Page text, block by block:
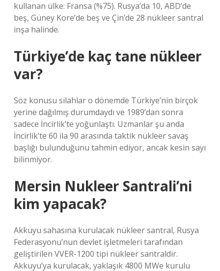
kullanan ülke: Fransa (%75). Rusya’da 10, ABD’de
beş, Güney Kore’de beş ve Çin’de 28 nükleer santral
inşa halinde.
Türkiye’de kaç tane nükleer
var?
Söz konusu silahlar o dönemde Türkiye’nin birçok
yerine dağılmış durumdaydı ve 1989’dan sonra
sadece İncirlik’te yoğunlaştı. Uzmanlar şu anda
İncirlik’te 60 ila 90 arasında taktik nükleer savaş
başlığı bulunduğunu tahmin ediyor, ancak kesin sayı
bilinmiyor.
Mersin Nukleer Santrali’ni
kim yapacak?
Akkuyu sahasına kurulacak nükleer santral, Rusya
Federasyonu’nun devlet işletmeleri tarafından
geliştirilen VVER-1200 tipi nükleer santraldir.
Akkuyu’ya kurulacak, yaklaşık 4800 MWe kurulu